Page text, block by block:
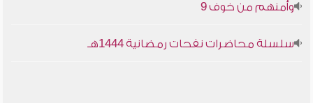
وأمنهم من خوف 9
سلسلة محاضرات نفحات رمضانية 1444هـ